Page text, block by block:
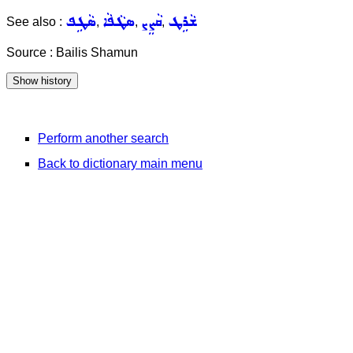
See also : ܣܵܛܹܦ, ܣܛܵܦܵܐ, ܩܵܨܸܨ, ܫܵܪܹܛ
Source : Bailis Shamun
Perform another search
Back to dictionary main menu